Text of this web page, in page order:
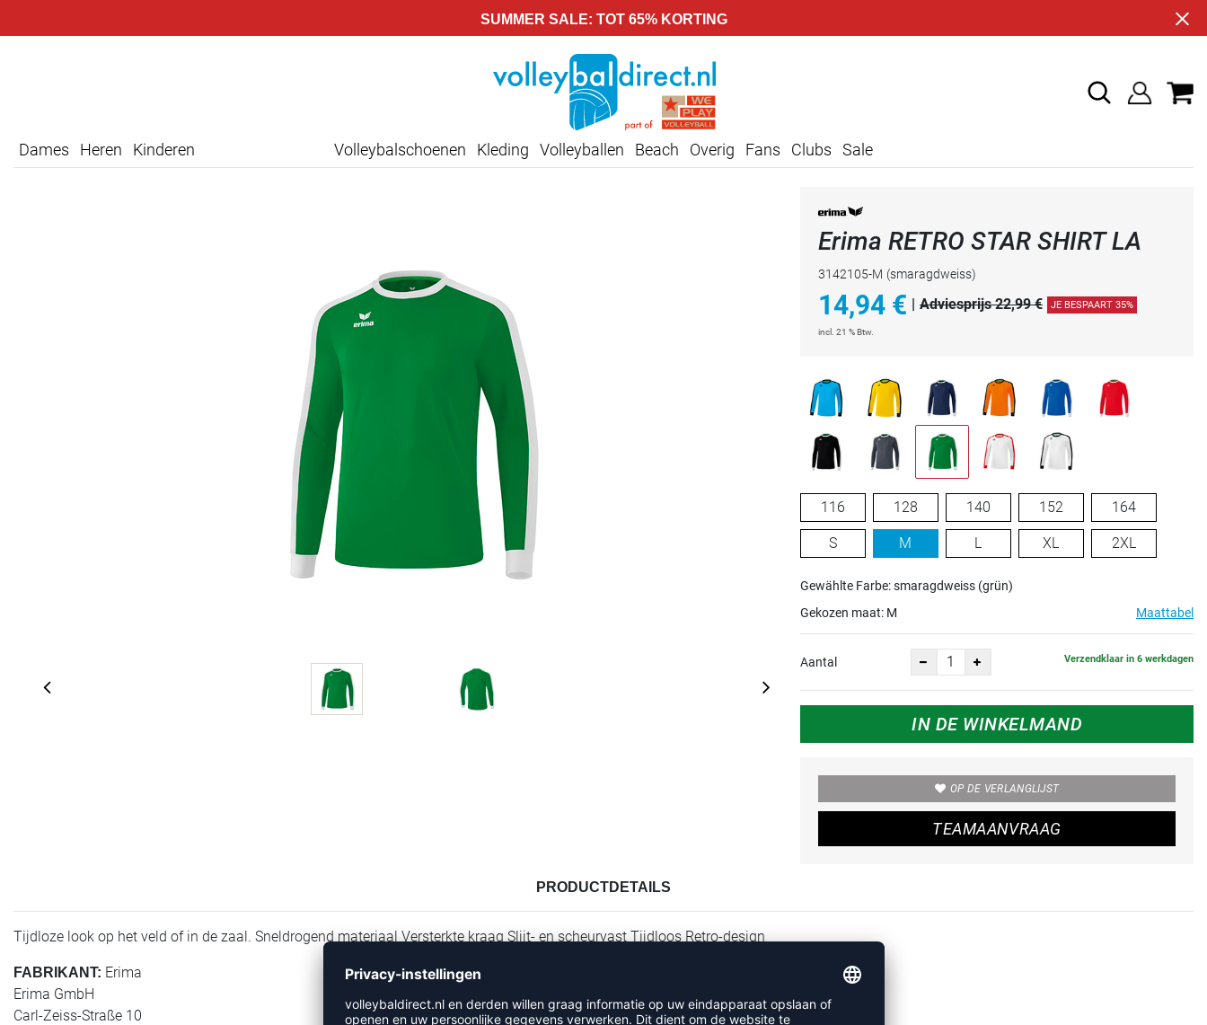
SUMMER SALE: TOT 65% KORTING
Dames Heren Kinderen Volleybalschoenen Kleding Volleyballen Beach Overig Fans Clubs Sale
Erima RETRO STAR SHIRT LA
3142105-M (smaragdweiss)
14,94 € Adviesprijs 22,99 € JE BESPAART 35%
incl. 21 % Btw.
116 128 140 152 164
S M L XL 2XL
Gewählte Farbe: smaragdweiss (grün)
Gekozen maat: M Maattabel
Aantal Verzendklaar in 6 werkdagen
IN DE WINKELMAND
OP DE VERLANGLIJST
TEAMAANVRAAG
PRODUCTDETAILS
Tijdloze look op het veld of in de zaal. Sneldrogend materiaal Versterkte kraag Slijt- en scheurvast Tijdloos Retro-design
FABRIKANT: Erima
Erima GmbH
Carl-Zeiss-Straße 10